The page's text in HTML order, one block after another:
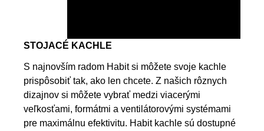
STOJACÉ KACHLE
S najnovším radom Habit si môžete svoje kachle
prispôsobiť tak, ako len chcete. Z našich rôznych
dizajnov si môžete vybrať medzi viacerými
veľkosťami, formátmi a ventilátorovými systémami
pre maximálnu efektivitu. Habit kachle sú dostupné